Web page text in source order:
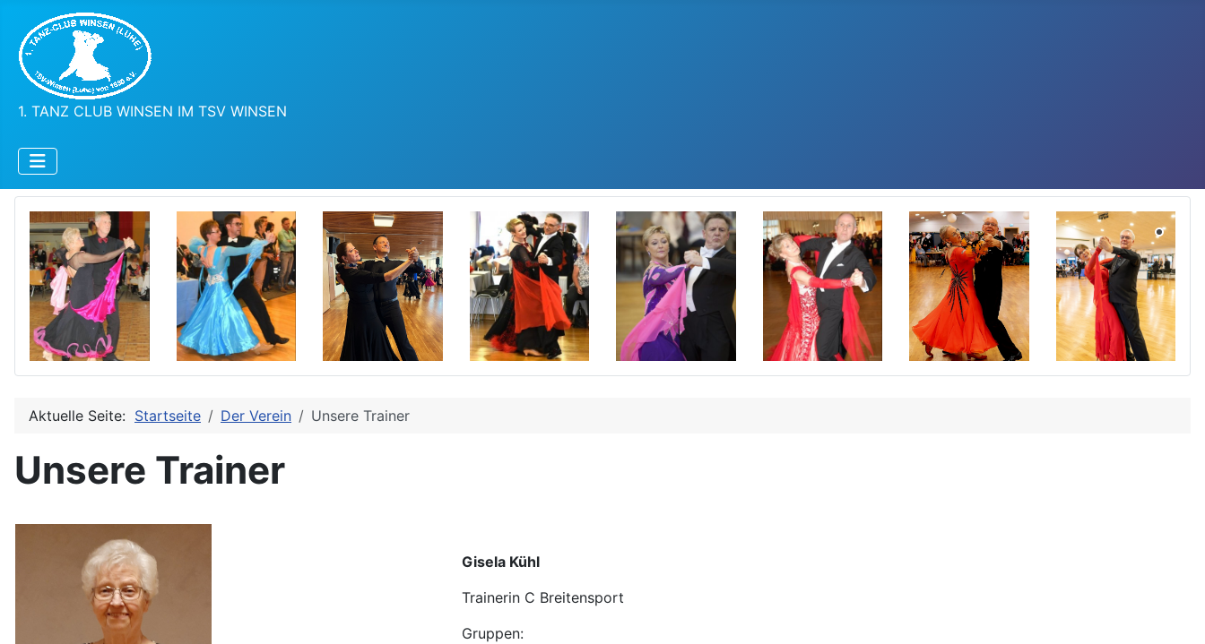
1. TANZ CLUB WINSEN IM TSV WINSEN
Aktuelle Seite: Startseite Der Verein Unsere Trainer
Unsere Trainer
Gisela Kühl
Trainerin C Breitensport
Gruppen: